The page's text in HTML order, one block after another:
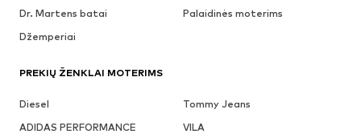
Dr. Martens batai
Palaidinės moterims
Džemperiai
PREKIŲ ŽENKLAI MOTERIMS
Diesel
Tommy Jeans
ADIDAS PERFORMANCE
VILA